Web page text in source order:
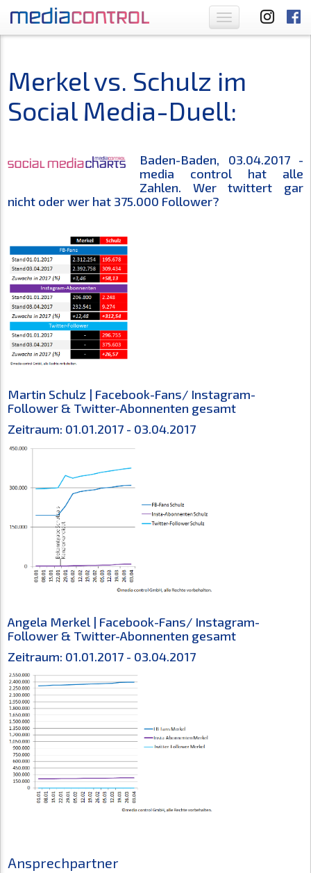
Toggle
navigation
Merkel vs. Schulz im
Social Media-Duell:
Baden-Baden, 03.04.2017 -
media control hat alle
Zahlen. Wer twittert gar
nicht oder wer hat 375.000 Follower?
Martin Schulz | Facebook-Fans/ Instagram-
Follower & Twitter-Abonnenten gesamt
Zeitraum: 01.01.2017 - 03.04.2017
Angela Merkel | Facebook-Fans/ Instagram-
Follower & Twitter-Abonnenten gesamt
Zeitraum: 01.01.2017 - 03.04.2017
Ansprechpartner